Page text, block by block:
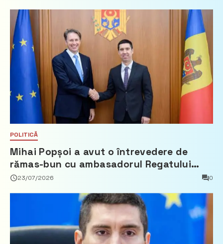
POLITICĂ
Mihai Popșoi a avut o întrevedere de
rămas-bun cu ambasadorul Regatului
Țărilor de Jos, Fred Duijn
23/07/2026 0